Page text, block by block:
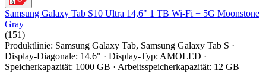
Samsung Galaxy Tab S10 Ultra 14,6" 1 TB Wi-Fi + 5G Moonstone
Gray
(151)
Produktlinie: Samsung Galaxy Tab, Samsung Galaxy Tab S ·
Display-Diagonale: 14.6" · Display-Typ: AMOLED ·
Speicherkapazität: 1000 GB · Arbeitsspeicherkapazität: 12 GB